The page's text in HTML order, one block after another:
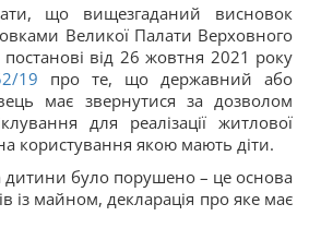
що вищезгаданий висновок
Великої Палати Верховного
від 26 жовтня 2021 року
19 про те, що державний або
має звернутися за дозволом
для реалізації житлової
користування якою мають діти.
було порушено – це основа
із майном, декларація про яке має